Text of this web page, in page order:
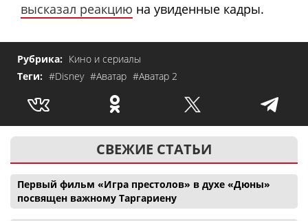
высказал реакцию на увиденные кадры.
Рубрика: Кино и сериалы
Теги: #Disney #Аватар #Аватар 2
СВЕЖИЕ СТАТЬИ
Первый фильм «Игра престолов» в духе «Дюны»
посвящен важному Таргариену